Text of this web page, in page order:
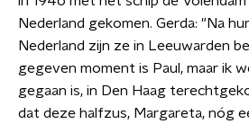
Nederland gekomen. Gerda: "Na
Nederland zijn ze in Leeuwarden
gegeven moment is Paul, maar ik
gegaan is, in Den Haag
dat deze halfzus, Margareta, nóg